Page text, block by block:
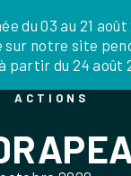
du 03 au 21
sur notre site
partir du 24 août
NOUS SOUTENIR
DEPUIS LA FRANCE
DEPUIS
EN TANT
LEGS, LIBÉRALITÉS
ACTIONS